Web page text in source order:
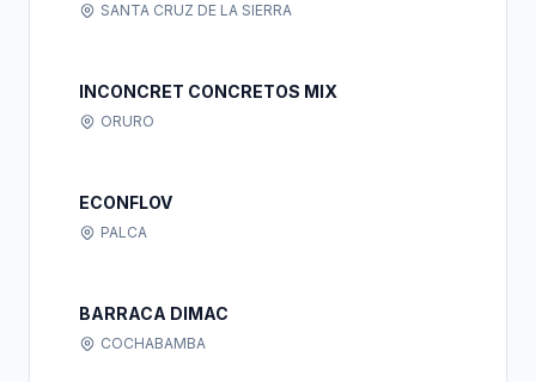
SANTA CRUZ DE LA SIERRA
INCONCRET CONCRETOS MIX
ORURO
ECONFLOV
PALCA
BARRACA DIMAC
COCHABAMBA